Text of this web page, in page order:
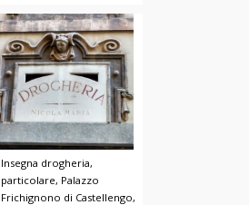
Insegna drogheria,
particolare, Palazzo
Frichignono di Castellengo,